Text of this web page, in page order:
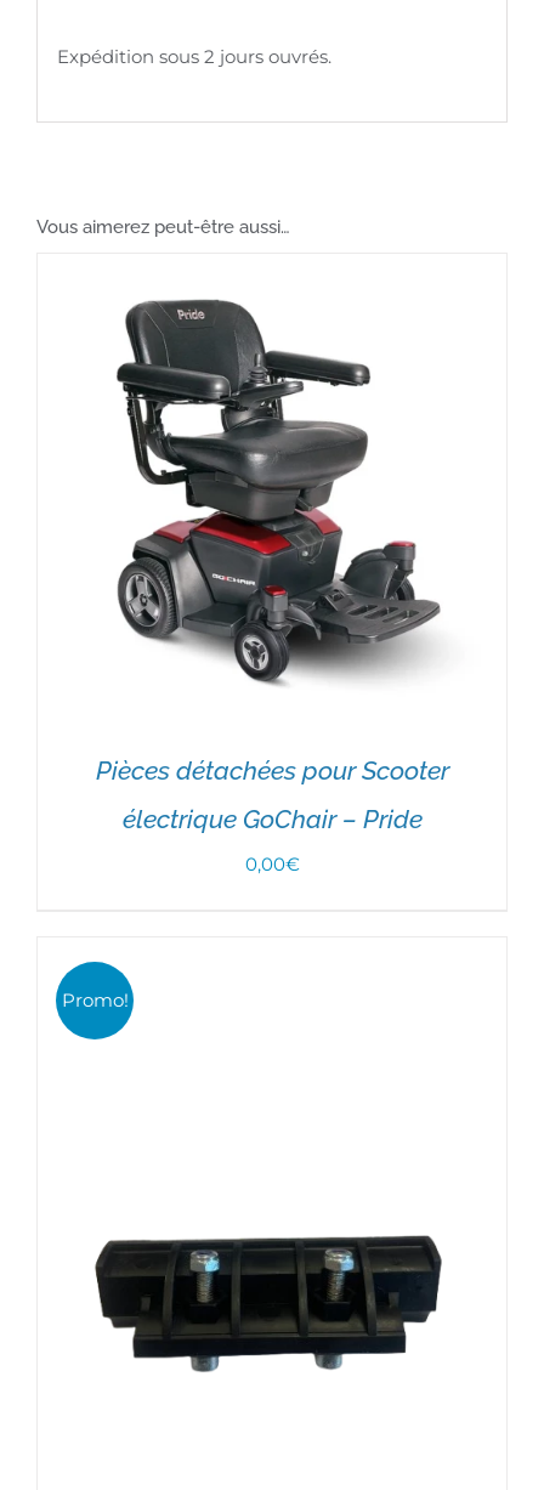
Expédition sous 2 jours ouvrés.
Vous aimerez peut-être aussi…
Pièces détachées pour Scooter
électrique GoChair – Pride
0,00€
Promo!